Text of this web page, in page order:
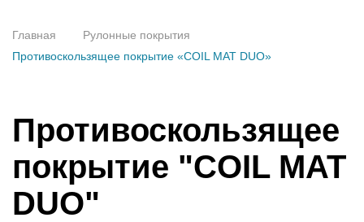
Главная
Рулонные покрытия
Противоскользящее покрытие «COIL MAT DUO»
Противоскользящее
покрытие "COIL MAT
DUO"